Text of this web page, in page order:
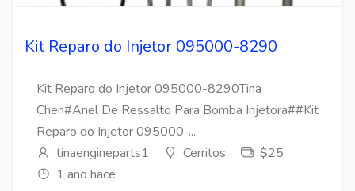
Kit Reparo do Injetor 095000-8290
Kit Reparo do Injetor 095000-8290Tina
Chen#Anel De Ressalto Para Bomba Injetora##Kit
Reparo do Injetor 095000-...
tinaengineparts1
Cerritos
$25
1 año hace